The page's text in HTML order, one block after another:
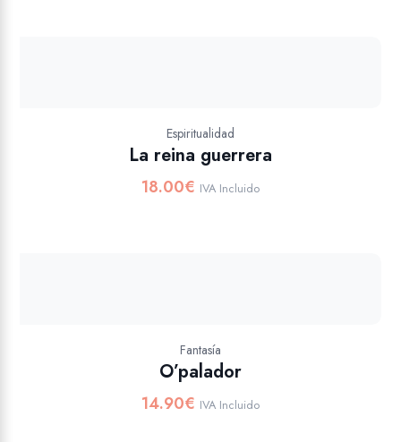
Espiritualidad
La reina guerrera
18.00€ IVA Incluido
Fantasía
O’palador
14.90€ IVA Incluido